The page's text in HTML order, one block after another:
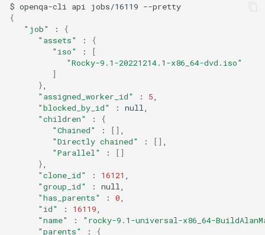
$ openqa-cli api jobs/16119
{
"job"
:
{
"assets"
:
{
"iso"
:
[
"Rocky-9.1-20221214.1-x86_64-dvd.iso"
]
}
"assigned_worker_id"
: 5
"blocked_by_id"
:
"children"
:
{
"Chained"
: []
"Directly chained"
: []
"Parallel"
:
[]
}
"clone_id"
: 16121
"group_id"
:
"has_parents"
: 0
"id"
: 16119
"name"
:
"rocky-9.1-universal-x86_64-
"parents"
:
{